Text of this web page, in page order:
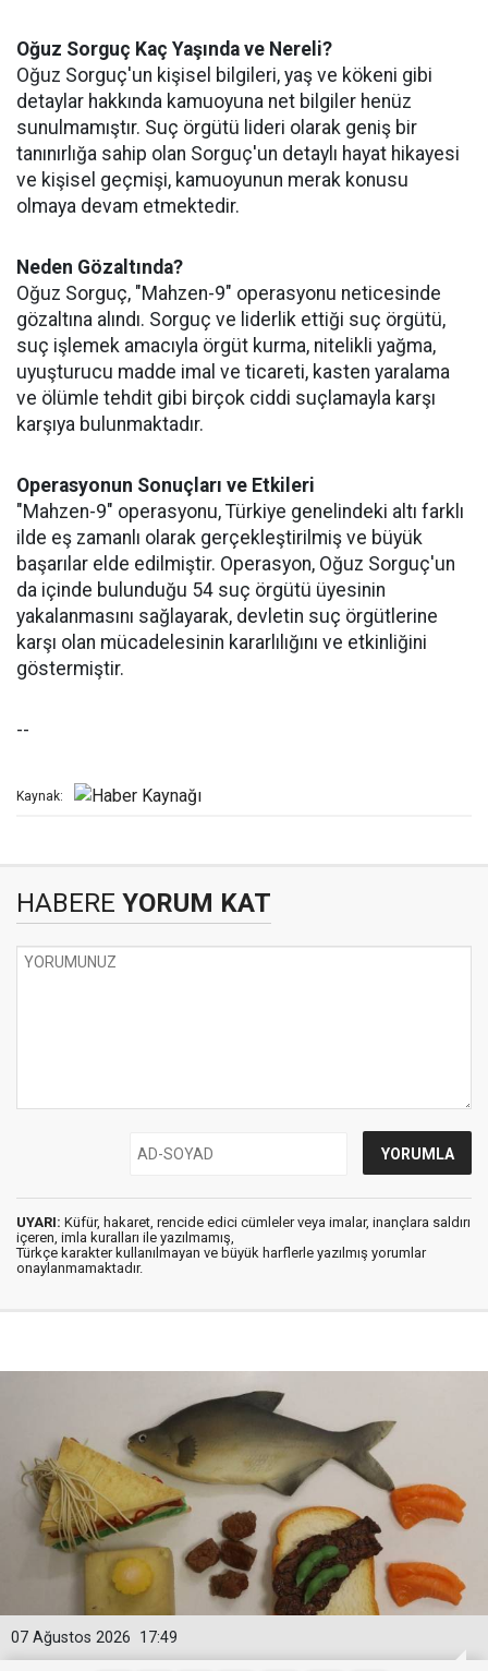
Oğuz Sorguç Kaç Yaşında ve Nereli?
Oğuz Sorguç'un kişisel bilgileri, yaş ve kökeni gibi
detaylar hakkında kamuoyuna net bilgiler henüz
sunulmamıştır. Suç örgütü lideri olarak geniş bir
tanınırlığa sahip olan Sorguç'un detaylı hayat hikayesi
ve kişisel geçmişi, kamuoyunun merak konusu
olmaya devam etmektedir.
Neden Gözaltında?
Oğuz Sorguç, "Mahzen-9" operasyonu neticesinde
gözaltına alındı. Sorguç ve liderlik ettiği suç örgütü,
suç işlemek amacıyla örgüt kurma, nitelikli yağma,
uyuşturucu madde imal ve ticareti, kasten yaralama
ve ölümle tehdit gibi birçok ciddi suçlamayla karşı
karşıya bulunmaktadır.
Operasyonun Sonuçları ve Etkileri
"Mahzen-9" operasyonu, Türkiye genelindeki altı farklı
ilde eş zamanlı olarak gerçekleştirilmiş ve büyük
başarılar elde edilmiştir. Operasyon, Oğuz Sorguç'un
da içinde bulunduğu 54 suç örgütü üyesinin
yakalanmasını sağlayarak, devletin suç örgütlerine
karşı olan mücadelesinin kararlılığını ve etkinliğini
göstermiştir.
--
Kaynak:
HABERE YORUM KAT
UYARI: Küfür, hakaret, rencide edici cümleler veya imalar, inançlara saldırı
içeren, imla kuralları ile yazılmamış,
Türkçe karakter kullanılmayan ve büyük harflerle yazılmış yorumlar
onaylanmamaktadır.
17:49
07 Ağustos 2026